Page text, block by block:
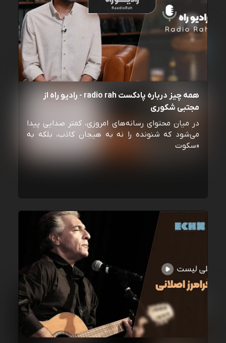
همه چیز درباره پادکست radio rah - رادیو راه از
مجتبی شکوری
در میان محتوای رسانه‌های امروزی، کمتر صدایی پیدا
می‌شود که شنونده را نه به هیجان کاذب، بلکه به
«سکوت